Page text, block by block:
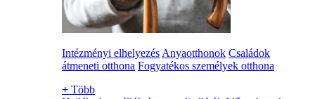
Intézményi elhelyezés Anyaotthonok Családok
átmeneti otthona Fogyatékos személyek otthona
+ Több